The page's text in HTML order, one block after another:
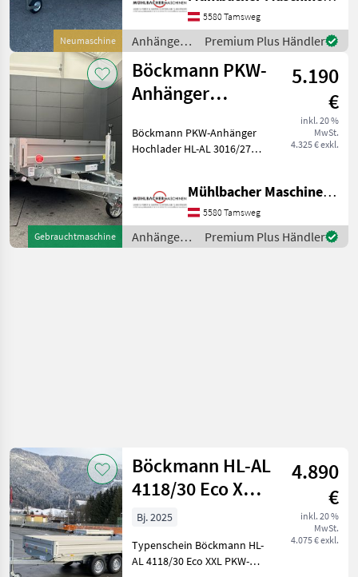
Neumaschine
Rückfahrscheinwerfer und
Stecker 13-polig - 4 Zur
5580 Tamsweg
Anhänger /
Böckmann
Premium Plus Händler
Gebrauchtmaschine
Böckmann PKW-
Anhänger
3016/27F
5.190
€
inkl. 20 %
MwSt.
4.325 € exkl.
Böckmann PKW-Anhänger
Hochlader HL-AL 3016/27F -
Lichtanlage mit
Rückfahrscheinwerfer und
Stecker 13-polig - 6 Stü
Mühlbacher Maschinen GmbH
5580 Tamsweg
Anhänger /
Böckmann
Premium Plus Händler
Böckmann HL-AL
4118/30 Eco XXL
Tandem-
Hochlader
4.890
€
inkl. 20 %
MwSt.
4.075 € exkl.
Bj. 2025
Typenschein Böckmann HL-
AL 4118/30 Eco XXL PKW-